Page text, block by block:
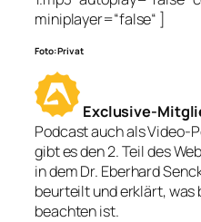
miniplayer=“false“ ]
Foto: Privat
Exclusive-
Podcast auch als Video-
gibt es den 2. Teil des
in dem Dr. Eberhard
beurteilt und erklärt, was
beachten ist.